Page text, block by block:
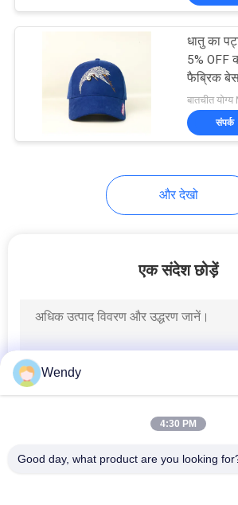
धातु का
5% OFF
फैब्रिक
बातचीत
संपर्क
और देखो
एक संदेश छोड़ें
Wendy
4:30 PM
Good day, what product are you looking